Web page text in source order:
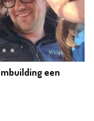
een